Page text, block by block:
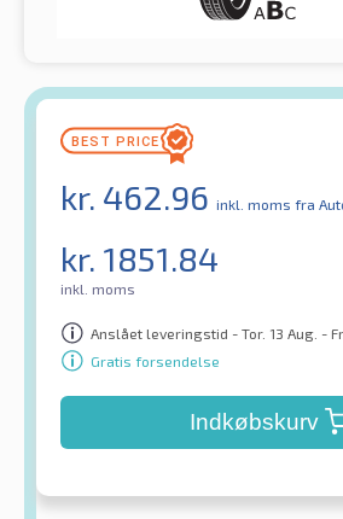
kr. 462.96 inkl. moms fra
kr. 1851.84
inkl. moms
Anslået leveringstid - Tor. 13 Aug. -
Gratis forsendelse
Indkøbskurv